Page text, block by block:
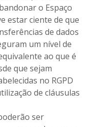
o Espaço
estar ciente de que
de dados
um nível de
ao que é
que sejam
no RGPD
de cláusulas
ser